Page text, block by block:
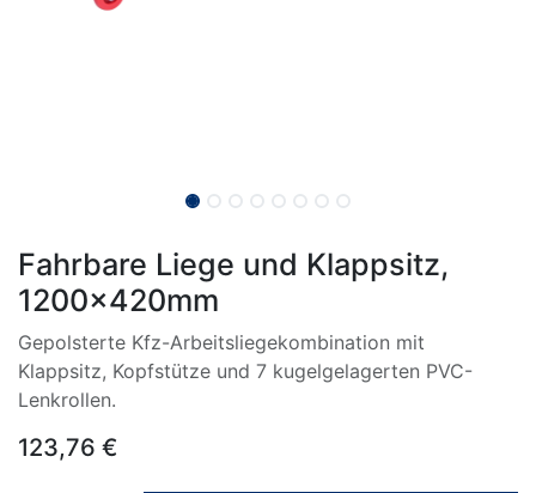
Fahrbare Liege und Klappsitz,
1200x420mm
Gepolsterte Kfz-Arbeitsliegekombination mit
Klappsitz, Kopfstütze und 7 kugelgelagerten PVC-
Lenkrollen.
123,76 €